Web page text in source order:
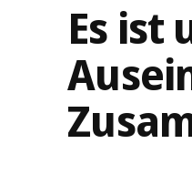
Es ist